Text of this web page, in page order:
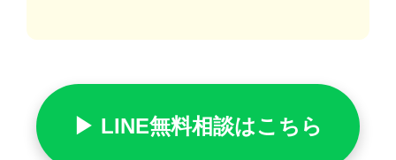
▶ LINE無料相談はこちら